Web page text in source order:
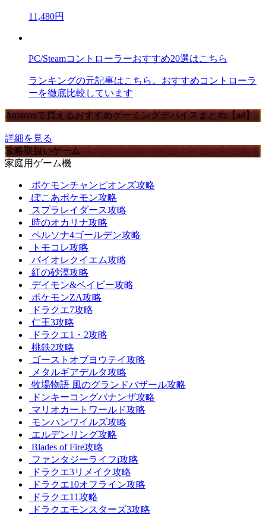
11,480円
PC/Steamコントローラーおすすめ20選はこちら
ランキングの元記事はこちら。おすすめコントローラ
ーを徹底比較しています
Amazonで買えるおすすめゲーミングデバイスまとめ【ad】
詳細を見る
攻略取扱いゲーム
家庭用ゲーム機
ポケモンチャンピオンズ攻略
ぽこあポケモン攻略
スプラレイダース攻略
時のオカリナ攻略
ペルソナ4ゴールデン攻略
トモコレ攻略
バイオレクイエム攻略
紅の砂漠攻略
デイモン&ベイビー攻略
ポケモンZA攻略
ドラクエ7攻略
仁王3攻略
ドラクエ1・2攻略
桃鉄2攻略
ゴーストオブヨウテイ攻略
メタルギアデルタ攻略
牧場物語 風のグランドバザール攻略
ドンキーコングバナンザ攻略
マリオカートワールド攻略
モンハンワイルズ攻略
エルデンリング攻略
Blades of Fire攻略
ファンタジーライフi攻略
ドラクエ3リメイク攻略
ドラクエ10オフライン攻略
ドラクエ11攻略
ドラクエモンスターズ3攻略